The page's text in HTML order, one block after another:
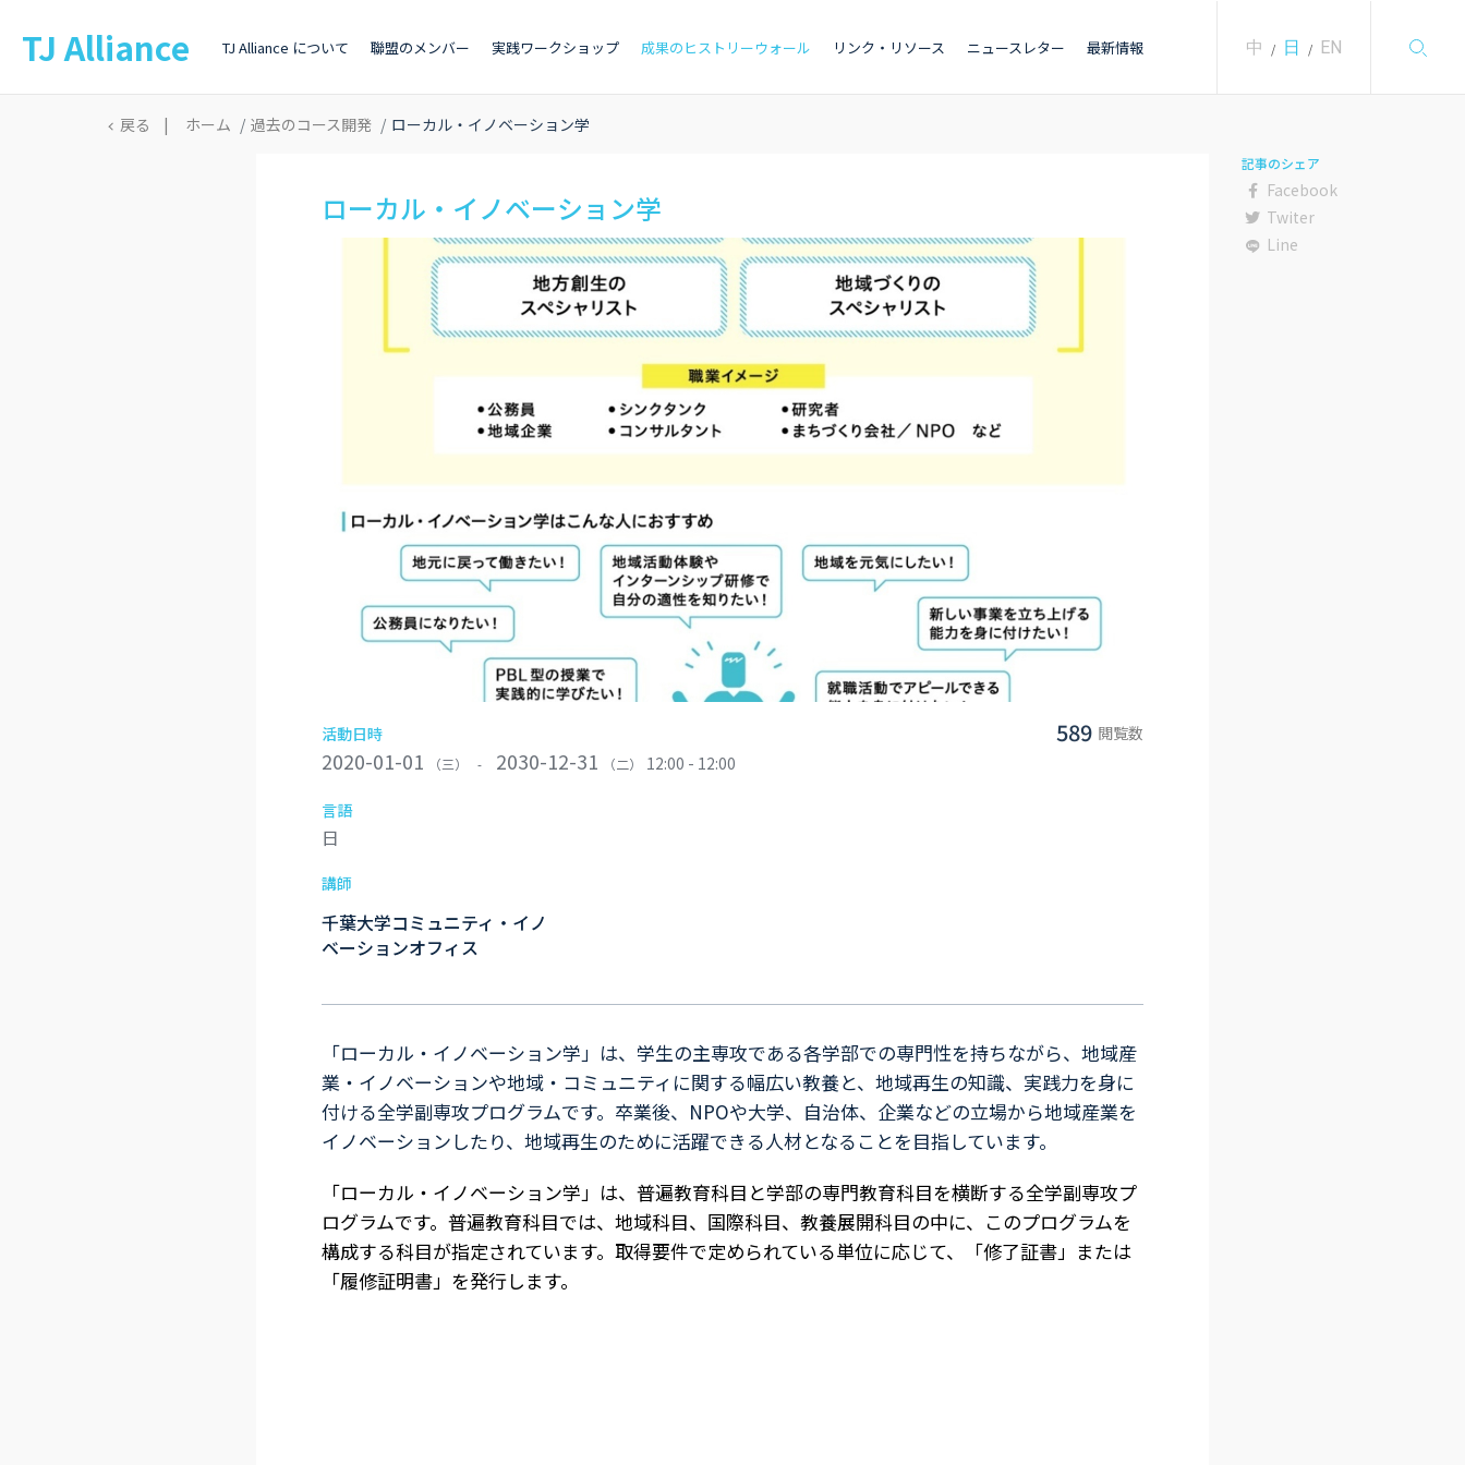
TJ Alliance TJ Alliance について 聯盟のメンバー 実践ワークショップ 成果のヒストリーウォール リンク・リソース ニュースレター 最新情報 中 / 日 / EN
戻る | ホーム 過去のコース開発 ローカル・イノベーション学
ローカル・イノベーション学
589 閲覧数
活動日時
2020-01-01 （三） - 2030-12-31 （二） 12:00 - 12:00
言語
日
講師
千葉大学コミュニティ・イノ
ベーションオフィス
「ローカル・イノベーション学」は、学生の主専攻である各学部での専門性を持ちながら、地域産
業・イノベーションや地域・コミュニティに関する幅広い教養と、地域再生の知識、実践力を身に
付ける全学副専攻プログラムです。卒業後、NPOや大学、自治体、企業などの立場から地域産業を
イノベーションしたり、地域再生のために活躍できる人材となることを目指しています。
「ローカル・イノベーション学」は、普遍教育科目と学部の専門教育科目を横断する全学副専攻プ
ログラムです。普遍教育科目では、地域科目、国際科目、教養展開科目の中に、このプログラムを
構成する科目が指定されています。取得要件で定められている単位に応じて、「修了証書」または
「履修証明書」を発行します。
記事のシェア
Facebook
Twiter
Line